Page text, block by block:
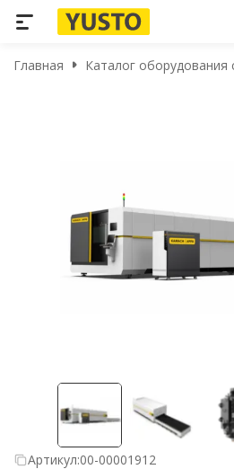
Главная Каталог оборудования
Артикул:00-00001912